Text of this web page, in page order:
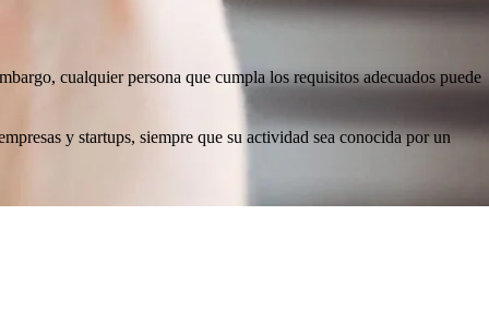
cualquier persona que cumpla los requisitos adecuados puede
y startups, siempre que su actividad sea conocida por un